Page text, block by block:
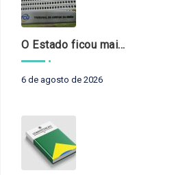
O Estado ficou mais complexo. O controle precisa acompanhar
6 de agosto de 2026